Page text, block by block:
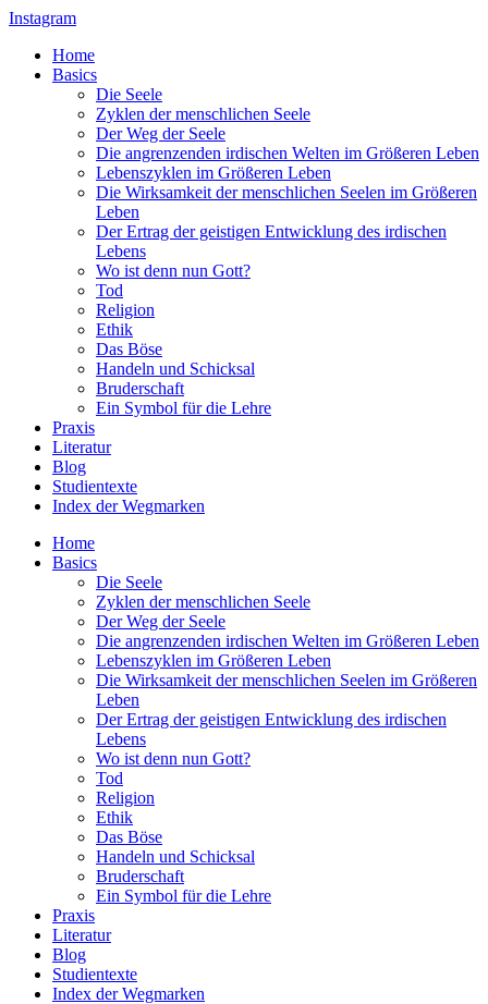
Instagram
Home
Basics
Die Seele
Zyklen der menschlichen Seele
Der Weg der Seele
Die angrenzenden irdischen Welten im Größeren Leben
Lebenszyklen im Größeren Leben
Die Wirksamkeit der menschlichen Seelen im Größeren
Leben
Der Ertrag der geistigen Entwicklung des irdischen
Lebens
Wo ist denn nun Gott?
Tod
Religion
Ethik
Das Böse
Handeln und Schicksal
Bruderschaft
Ein Symbol für die Lehre
Praxis
Literatur
Blog
Studientexte
Index der Wegmarken
Home
Basics
Die Seele
Zyklen der menschlichen Seele
Der Weg der Seele
Die angrenzenden irdischen Welten im Größeren Leben
Lebenszyklen im Größeren Leben
Die Wirksamkeit der menschlichen Seelen im Größeren
Leben
Der Ertrag der geistigen Entwicklung des irdischen
Lebens
Wo ist denn nun Gott?
Tod
Religion
Ethik
Das Böse
Handeln und Schicksal
Bruderschaft
Ein Symbol für die Lehre
Praxis
Literatur
Blog
Studientexte
Index der Wegmarken